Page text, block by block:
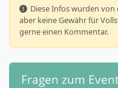
Diese Infos wurden
aber keine Gewähr für
gerne einen Kommentar.
Fragen zum